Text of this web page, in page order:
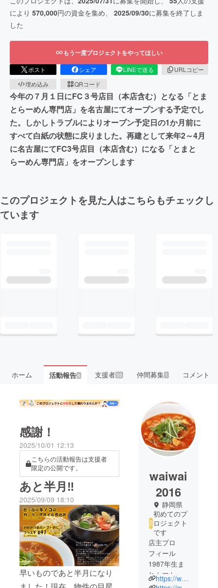
により 570,000円の資金を集め、 2025/09/30に募集を終了しま
した
もう一度プロジェクトをやってほしい
ポスト シェア LINEで送る
URLコピー
埋め込み
QRコード
今年の７月１日にFC３号店目（本店含む）となる「とま
とらーめん専門店」を名古屋にてオープンする予定でし
た。しかしトラブルによりオープン予定日の1か月前に
すべて白紙の状態に戻りました。再建として来年2～4月
に名古屋にてFC3号店目（本店含む）になる「とまと
らーめん専門店」をオープンします
このプロジェクトを見た人はこちらもチェックし
ています
ホーム 活動報告6 支援者55 仲間募集 1 コメント
感謝！
2025/10/01 12:13
こちらの活動報告は支援者
限定の公開です。
あと半月‼
2025/09/09 18:10
早いものであと半月になり
waiwai
2016
静岡県
初めてのプ
ロジェクト
です
店主プロ
フィール
1987年生ま
れトマト嫌
いな長男と
https://www.waiwai-tomato.com/index.html